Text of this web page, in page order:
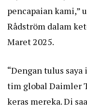
pencapaian kami,”
Rådström dalam
Maret 2025.
“Dengan tulus
tim global Daimler
keras mereka. Di